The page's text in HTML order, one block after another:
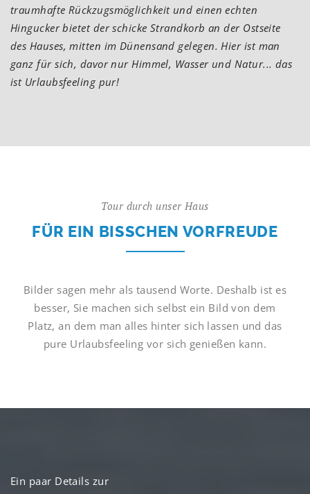
traumhafte Rückzugsmöglichkeit und einen echten
Hingucker bietet der schicke Strandkorb an der Ostseite
des Hauses, mitten im Dünensand gelegen. Hier ist man
ganz für sich, davor nur Himmel, Wasser und Natur... das
ist Urlaubsfeeling pur!
Tour durch unser Haus
FÜR EIN BISSCHEN VORFREUDE
Bilder sagen mehr als tausend Worte. Deshalb ist es
besser, Sie machen sich selbst ein Bild von dem
Platz, an dem man alles hinter sich lassen und das
pure Urlaubsfeeling vor sich genießen kann.
Ein paar Details zur